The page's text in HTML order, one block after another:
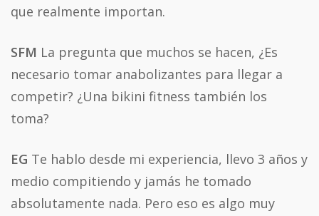
que realmente importan.
SFM La pregunta que muchos se hacen, ¿Es
necesario tomar anabolizantes para llegar a
competir? ¿Una bikini fitness también los
toma?
EG Te hablo desde mi experiencia, llevo 3 años y
medio compitiendo y jamás he tomado
absolutamente nada. Pero eso es algo muy